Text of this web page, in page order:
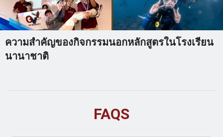
ความสำคัญของกิจกรรมนอกหลักสูตรในโรงเรียน
นานาชาติ
FAQS